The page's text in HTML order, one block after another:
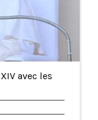
avec les